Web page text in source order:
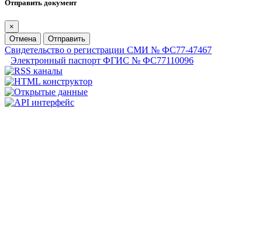
Отправить документ
×
Отмена
Отправить
Свидетельство о регистрации СМИ № ФС77-47467
Электронный паспорт ФГИС № ФС77110096